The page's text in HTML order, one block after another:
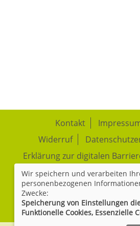
Kontakt
Widerruf
Erklärung zur digitalen
Cookie
Wir speichern und verarbeiten
personenbezogenen
Zwecke:
Speicherung von Einstellungen
Funktionelle Cookies, Essenzielle